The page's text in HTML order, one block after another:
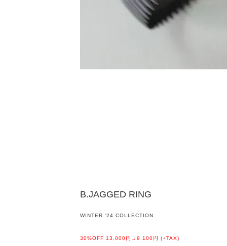
B.JAGGED RING
WINTER '24 COLLECTION
30%OFF 13,000円→9,100円 (+TAX)